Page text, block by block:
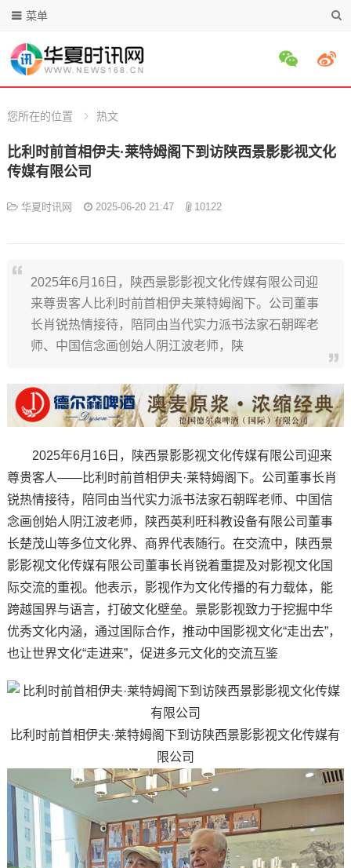
菜单
您所在的位置 热文
比利时前首相伊夫·莱特姆阁下到访陕西景影影视文化
传媒有限公司
华夏时讯网 2025-06-20 21:47 10122
2025年6月16日，陕西景影影视文化传媒有限公司迎
来尊贵客人比利时前首相伊夫莱特姆阁下。公司董事
长肖锐热情接待，陪同由当代实力派书法家石朝晖老
师、中国信念画创始人阴江波老师，陕
2025年6月16日，陕西景影影视文化传媒有限公司迎来
尊贵客人——比利时前首相伊夫·莱特姆阁下。公司董事长肖
锐热情接待，陪同由当代实力派书法家石朝晖老师、中国信
念画创始人阴江波老师，陕西英利旺科教设备有限公司董事
长楚茂山等多位文化界、商界代表随行。在交流中，陕西景
影影视文化传媒有限公司董事长肖锐着重提及对影视文化国
际交流的重视。他表示，影视作为文化传播的有力载体，能
跨越国界与语言，打破文化壁垒。景影影视致力于挖掘中华
优秀文化内涵，通过国际合作，推动中国影视文化“走出去”，
也让世界文化“走进来”，促进多元文化的交流互鉴
比利时前首相伊夫·莱特姆阁下到访陕西景影影视文化传媒有
限公司